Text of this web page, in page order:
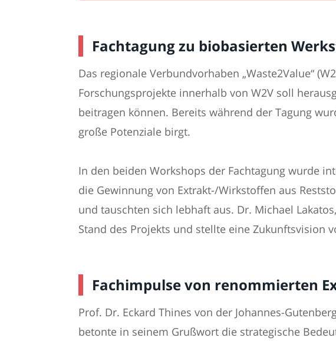
Fachtagung zu biobasierten
Das regionale Verbundvorhaben „Waste2Value“
Forschungsprojekte innerhalb von W2V soll
beitragen können. Bereits während der Tagung
große Potenziale birgt.
In den beiden Workshops der Fachtagung wurde
die Gewinnung von Extrakt-/Wirkstoffen aus
und tauschten sich lebhaft aus. Dr. Michael
Stand des Projekts und stellte eine Zukunftsvision
Fachimpulse von renommierten
Prof. Dr. Eckard Thines von der Johannes-
betonte in seinem Grußwort die strategische